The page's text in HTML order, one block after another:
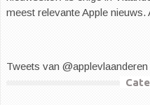
meest relevante Apple
Tweets van @applevlaanderen